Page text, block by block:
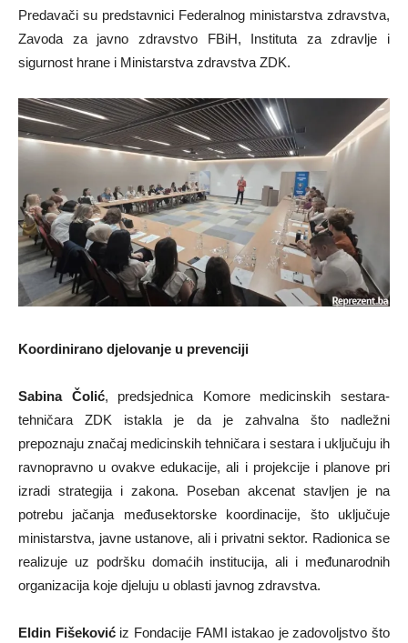
Predavači su predstavnici Federalnog ministarstva zdravstva,
Zavoda za javno zdravstvo FBiH, Instituta za zdravlje i
sigurnost hrane i Ministarstva zdravstva ZDK.
Koordinirano djelovanje u prevenciji
Sabina Čolić, predsjednica Komore medicinskih sestara-
tehničara ZDK istakla je da je zahvalna što nadležni
prepoznaju značaj medicinskih tehničara i sestara i uključuju ih
ravnopravno u ovakve edukacije, ali i projekcije i planove pri
izradi strategija i zakona. Poseban akcenat stavljen je na
potrebu jačanja međusektorske koordinacije, što uključuje
ministarstva, javne ustanove, ali i privatni sektor. Radionica se
realizuje uz podršku domaćih institucija, ali i međunarodnih
organizacija koje djeluju u oblasti javnog zdravstva.
Eldin Fišekovićiz Fondacije FAMI istakao je zadovoljstvo što